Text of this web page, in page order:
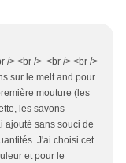
/> <br /> <br /> <br />
sur le melt and pour.
mouture (les
les savons
ajouté sans souci de
J'ai choisi cet
et pour le